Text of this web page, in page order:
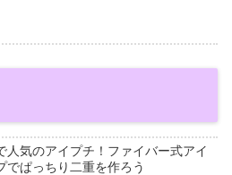
人気のアイプチ！ファイバー式アイ
でぱっちり二重を作ろう